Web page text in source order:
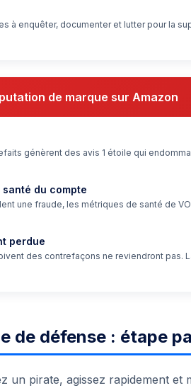
à enquêter, documenter et lutter pour la
de marque sur Amazon
génèrent des avis 1 étoile qui
du compte
une fraude, les métriques de santé de
perdue
des contrefaçons ne reviendront pas.
de défense : étape
un pirate, agissez rapidement